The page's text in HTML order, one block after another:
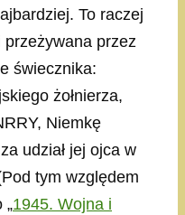
To raczej
przeżywana przez
świecznika:
żołnierza,
Niemkę
udział jej ojca w
tym względem
„1945. Wojna i